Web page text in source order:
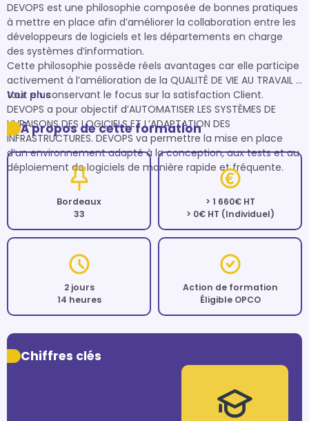
DEVOPS est une philosophie composée de bonnes pratiques
à mettre en place afin d’améliorer la collaboration entre les
développeurs de logiciels et les départements en charge
des systèmes d’information.
Cette philosophie possède réels avantages car elle participe
activement à l’amélioration de la QUALITÉ DE VIE AU TRAVAIL
tout en conservant le focus sur la satisfaction Client.
DEVOPS a pour objectif d’AUTOMATISER LES SYSTÈMES DE
LIVRAISONS DES LOGICIELS ET L’ADAPTATION DES
INFRASTRUCTURES. DEVOPS va permettre la mise en place
d’un environnement adapté à la conception, aux tests et au
déploiement de logiciels de manière rapide et fréquente.
Voir plus
À propos de cette formation
Bordeaux
33
> 1 660€ HT
> 0€ HT (Individuel)
2 jours
14 heures
Action de formation
Éligible OPCO
Chiffres clés